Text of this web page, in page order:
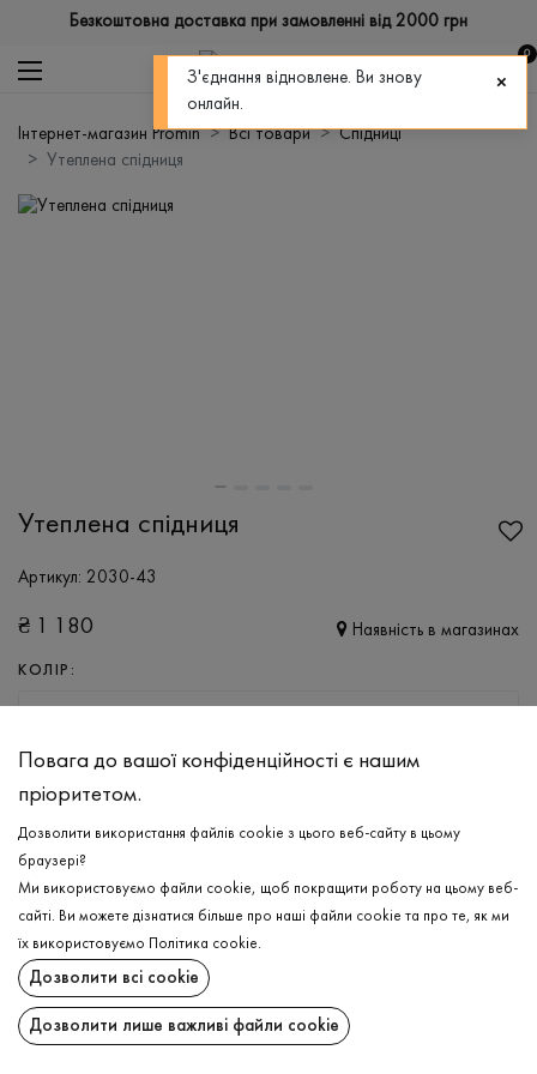
Безкоштовна доставка при замовленні від 2000 грн
0
Інтернет-магазин Promin Всі товари
Спідниці
Утеплена спідниця
Утеплена спідниця
Артикул: 2030-43
₴ 1 180 Наявність в магазинах
КОЛІР:
ДОДАТИ ДО КОШИКА
ОБЕРІТЬ РОЗМІР
Утеплена спідниця
ДОДАТИ ДО КОШИКА
ОПИС
Повага до вашої конфіденційності є нашим
пріоритетом.
Дозволити використання файлів cookie з цього веб-сайту в цьому
браузері?
Ми використовуємо файли cookie, щоб покращити роботу на цьому веб-
сайті. Ви можете дізнатися більше про наші файли cookie та про те, як ми
їх використовуємо
Політика cookie.
Дозволити всі cookie
Дозволити лише важливі файли cookie
З'єднання відновлене. Ви знову
онлайн.